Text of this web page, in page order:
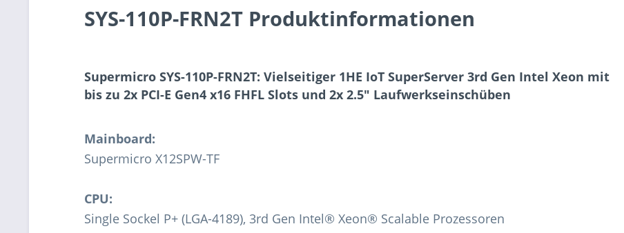
SYS-110P-FRN2T Produktinformationen
Supermicro SYS-110P-FRN2T: Vielseitiger 1HE IoT SuperServer 3rd Gen Intel Xeon mit
bis zu 2x PCI-E Gen4 x16 FHFL Slots und 2x 2.5" Laufwerkseinschüben
Mainboard:
Supermicro X12SPW-TF
CPU:
Single Sockel P+ (LGA-4189), 3rd Gen Intel® Xeon® Scalable Prozessoren